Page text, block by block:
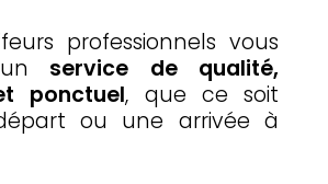
professionnels vous
service de qualité,
ponctuel, que ce soit
ou une arrivée à